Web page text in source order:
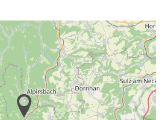
Holzzuber-Dusche und einer
einzigartig in dieser Art ist und sich von
optional dazu buchen, melden Sie
Buchung oder bis 7 Tage vor Anreise